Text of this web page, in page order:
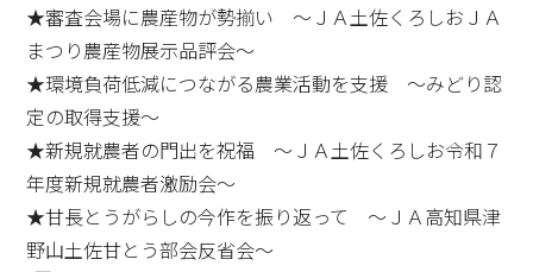
★審査会場に農産物が勢揃い ～ＪＡ土佐くろしおＪＡ
まつり農産物展示品評会～
★環境負荷低減につながる農業活動を支援 ～みどり認
定の取得支援～
★新規就農者の門出を祝福 ～ＪＡ土佐くろしお令和７
年度新規就農者激励会～
★甘長とうがらしの今作を振り返って ～ＪＡ高知県津
野山土佐甘とう部会反省会～